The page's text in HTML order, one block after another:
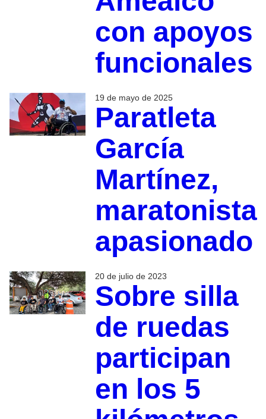
con apoyos
funcionales
19 de mayo de 2025
Paratleta
García
Martínez,
maratonista
apasionado
20 de julio de 2023
Sobre silla
de ruedas
participan
en los 5